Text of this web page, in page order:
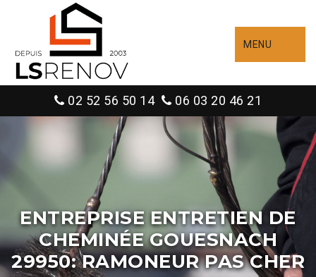
MENU
02 52 56 50 14 06 03 20 46 21
ENTREPRISE ENTRETIEN DE
CHEMINÉE GOUESNACH
29950: RAMONEUR PAS CHER